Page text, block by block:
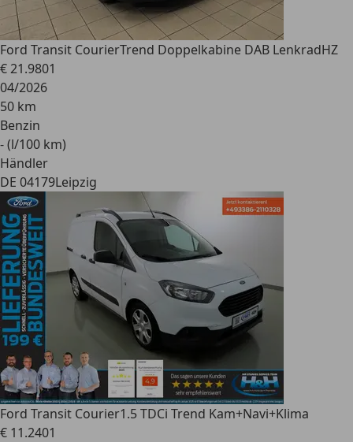
Ford Transit CourierTrend Doppelkabine DAB LenkradHZ
€ 21.9801
04/2026
50 km
Benzin
- (l/100 km)
Händler
DE 04179Leipzig
Ford Transit Courier1.5 TDCi Trend Kam+Navi+Klima
€ 11.2401